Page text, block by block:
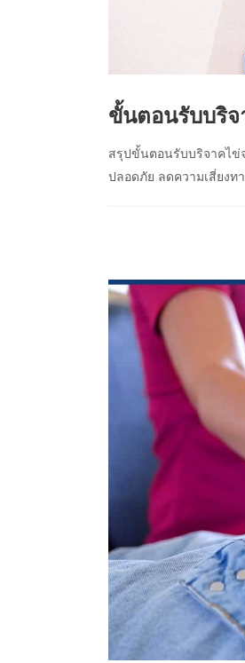
ขั้นตอนรับบริจ
สรุปขั้นตอนรับบริจาคไข่
ปลอดภัย ลดความเสี่ยงท